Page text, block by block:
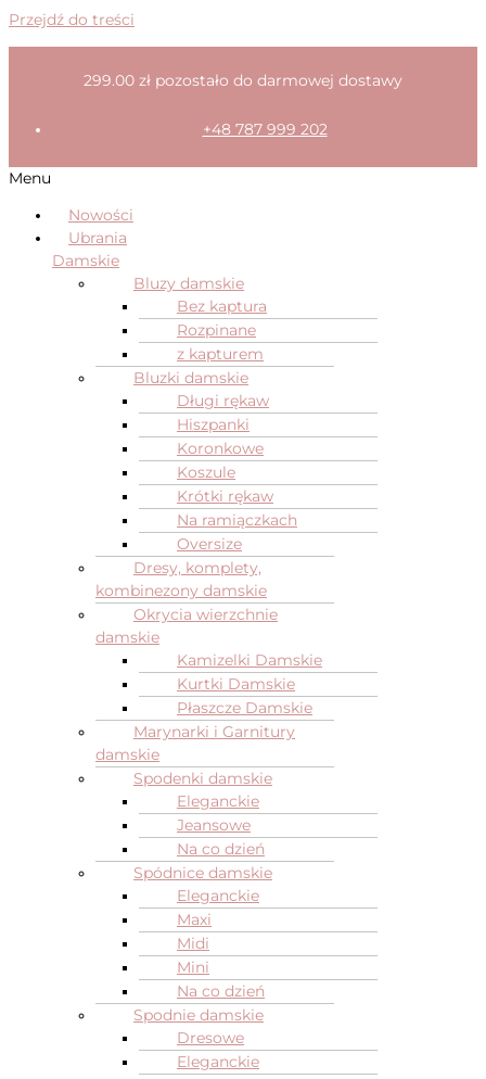
Przejdź do treści
299.00 zł pozostało do darmowej dostawy
+48 787 999 202
Menu
Nowości
Ubrania
Damskie
Bluzy damskie
Bez kaptura
Rozpinane
z kapturem
Bluzki damskie
Długi rękaw
Hiszpanki
Koronkowe
Koszule
Krótki rękaw
Na ramiączkach
Oversize
Dresy, komplety,
kombinezony damskie
Okrycia wierzchnie
damskie
Kamizelki Damskie
Kurtki Damskie
Płaszcze Damskie
Marynarki i Garnitury
damskie
Spodenki damskie
Eleganckie
Jeansowe
Na co dzień
Spódnice damskie
Eleganckie
Maxi
Midi
Mini
Na co dzień
Spodnie damskie
Dresowe
Eleganckie